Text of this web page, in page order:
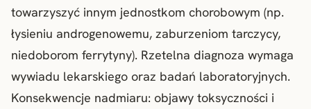
towarzyszyć innym jednostkom chorobowym (np.
łysieniu androgenowemu, zaburzeniom tarczycy,
niedoborom ferrytyny). Rzetelna diagnoza wymaga
wywiadu lekarskiego oraz badań laboratoryjnych.
Konsekwencje nadmiaru: objawy toksyczności i